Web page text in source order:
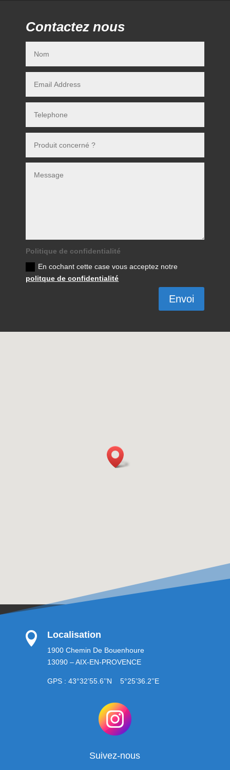
Contactez nous
Politique de confidentialité
En cochant cette case vous acceptez notre
politque de confidentialité
Envoi
 Localisation
1900 Chemin De Bouenhoure
13090 – AIX-EN-PROVENCE
GPS : 43°32’55.6’’N 5°25’36.2’’E
Suivez-nous